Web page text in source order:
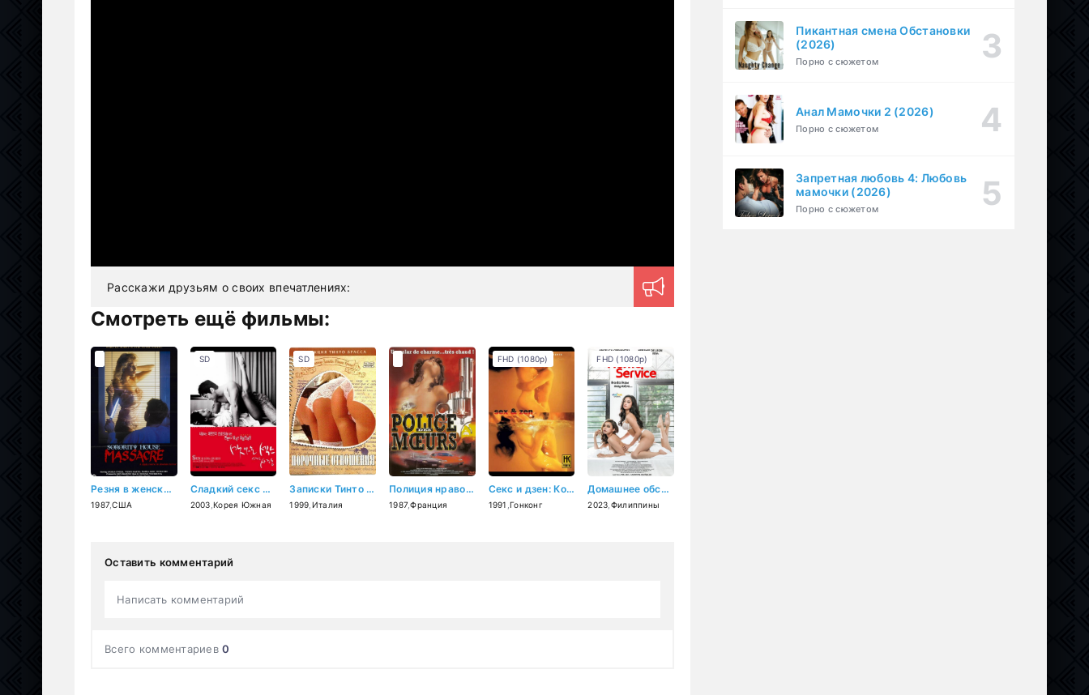
Расскажи друзьям о своих впечатлениях:
Смотреть ещё фильмы:
Резня в женской общаге (1987)
1987 ,США
Сладкий секс и любовь (2003)
2003 ,Корея Южная
SD
Записки Тинто Брасса: Порочные отношения (1999)
1999 Италия
SD
Полиция нравов (1987)
1987 ,Франция
Секс и дзен: Ковер для телесных молитв (1991)
1991 ,Гонконг
FHD (1080p)
Домашнее обслуживание (2023)
2023 Филиппины
FHD (1080p)
Оставить комментарий
Написать комментарий
Всего комментариев0
Пикантная смена Обстановки
(2026)
Порно с сюжетом
Анал Мамочки 2 (2026)
Порно с сюжетом
Запретная любовь 4: Любовь
мамочки (2026)
Порно с сюжетом